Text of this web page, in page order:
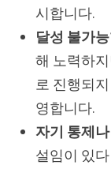
시합니다.
달성 불가
해 노력하
로 진행되
영합니다.
자기 통제
설임이 있